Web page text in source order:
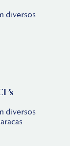
diversos
diversos